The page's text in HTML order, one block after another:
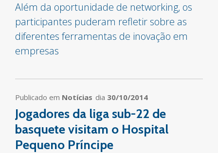
Além da oportunidade de networking, os
participantes puderam refletir sobre as
diferentes ferramentas de inovação em
empresas
Publicado em Notícias dia 30/10/2014
Jogadores da liga sub-22 de
basquete visitam o Hospital
Pequeno Príncipe